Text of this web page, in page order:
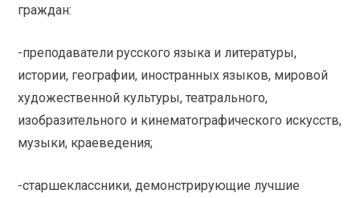
граждан:
-преподаватели русского языка и литературы,
истории, географии, иностранных языков, мировой
художественной культуры, театрального,
изобразительного и кинематографического искусств,
музыки, краеведения;
-старшеклассники, демонстрирующие лучшие